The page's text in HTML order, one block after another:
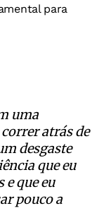
para
uma
atrás de
desgaste
que eu
e que eu
pouco a